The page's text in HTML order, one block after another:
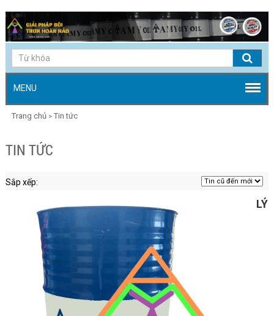
MENU
Trang chủ > Tin tức
TIN TỨC
Sắp xếp:
LÝ